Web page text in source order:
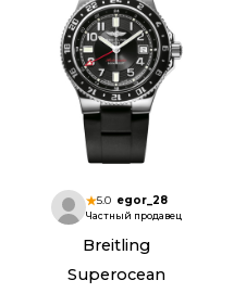
5.0 egor_28
Частный продавец
Breitling
Superocean